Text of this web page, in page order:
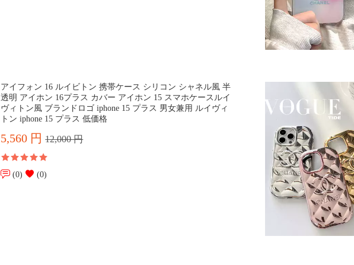
アイフォン 16 ルイビトン 携帯ケース シリコン シャネル風 半
透明 アイホン 16プラス カバー アイホン 15 スマホケースルイ
ヴィトン風 ブランドロゴ iphone 15 プラス 男女兼用 ルイヴィ
トン iphone 15 プラス 低価格
5,560 円12,000 円
(0) (0)